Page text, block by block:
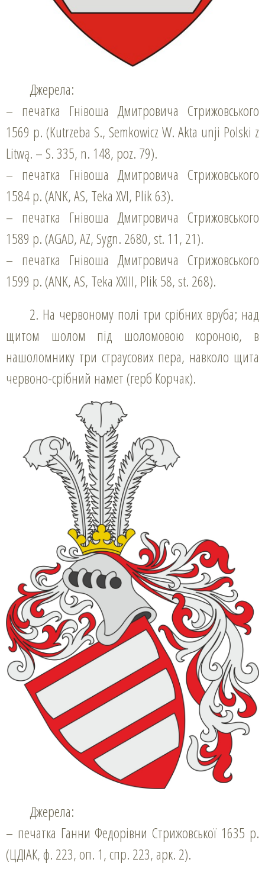
Джерела:
– печатка Гнівоша Дмитровича Стрижовського
1569 р. (Kutrzeba S., Semkowicz W. Akta unji Polski z
Litwą. – S. 335, n. 148, poz. 79).
– печатка Гнівоша Дмитровича Стрижовського
1584 р. (ANK, AS, Teka ХVІ, Plik 63).
– печатка Гнівоша Дмитровича Стрижовського
1589 р. (AGAD, AZ, Sygn. 2680, st. 11, 21).
– печатка Гнівоша Дмитровича Стрижовського
1599 р. (ANK, AS, Teka ХХІІІ, Plik 58, st. 268).
2. На червоному полі три срібних вруба; над
щитом шолом під шоломовою короною, в
нашоломнику три страусових пера, навколо щита
червоно-срібний намет (герб Корчак).
Джерела:
– печатка Ганни Федорівни Стрижовської 1635 р.
(ЦДІАК, ф. 223, оп. 1, спр. 223, арк. 2).